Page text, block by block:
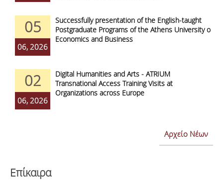
05
06, 2026
Successfully presentation of the English-taught
Postgraduate Programs of the Athens University of
Economics and Business
02
06, 2026
Digital Humanities and Arts - ATRIUM
Transnational Access Training Visits at
Organizations across Europe
Αρχείο Νέων
Επίκαιρα